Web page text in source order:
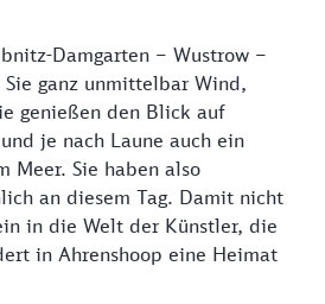
Damgarten – Wustrow –
ganz unmittelbar Wind,
genießen den Blick auf
je nach Laune auch ein
Meer. Sie haben also
an diesem Tag. Damit nicht
in die Welt der Künstler, die
in Ahrenshoop eine Heimat